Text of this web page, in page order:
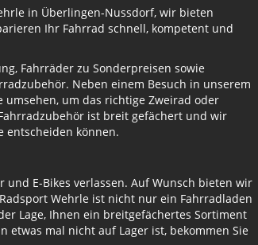
in Überlingen-Nussdorf, wir bieten
Ihr Fahrrad schnell, kompetent und
Fahrräder zu Sonderpreisen sowie
Neben einem Besuch in unserem
um das richtige Zweirad oder
ist breit gefächert und wir
entscheiden können.
E-Bikes verlassen. Auf Wunsch bieten wir
Wehrle ist nicht nur ein Fahrradladen
Lage, Ihnen ein breitgefächertes Sortiment
mal nicht auf Lager ist, bekommen Sie